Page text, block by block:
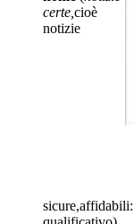
certe, cioè
notizie